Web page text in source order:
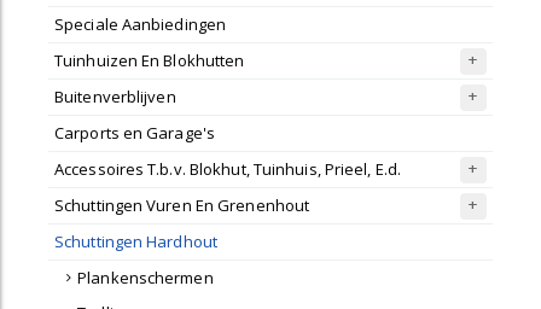
Speciale Aanbiedingen
Tuinhuizen En Blokhutten
Buitenverblijven
Carports en Garage's
Accessoires T.b.v. Blokhut, Tuinhuis, Prieel, E.d.
Schuttingen Vuren En Grenenhout
Schuttingen Hardhout
Plankenschermen